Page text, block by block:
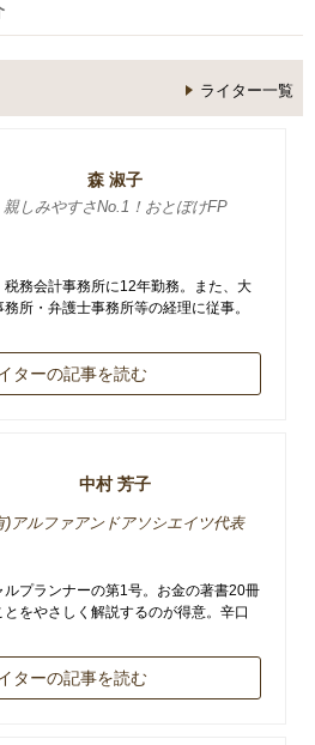
ライター一覧
森 淑子
親しみやすさNo.1！おとぼけFP
務会計事務所に12年勤務。また、大
所・弁護士事務所等の経理に従事。
ターの記事を読む
中村 芳子
)アルファアンドアソシエイツ代表
ルプランナーの第1号。お金の著書20冊
をやさしく解説するのが得意。辛口
ターの記事を読む